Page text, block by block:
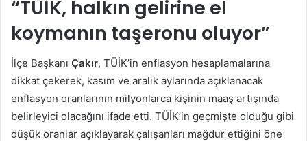
“TÜİK, halkın gelirine el
koymanın taşeronu oluyor”
İlçe Başkanı Çakır, TÜİK’in enflasyon hesaplamalarına
dikkat çekerek, kasım ve aralık aylarında açıklanacak
enflasyon oranlarının milyonlarca kişinin maaş artışında
belirleyici olacağını ifade etti. TÜİK’in geçmişte olduğu gibi
düşük oranlar açıklayarak çalışanları mağdur ettiğini öne